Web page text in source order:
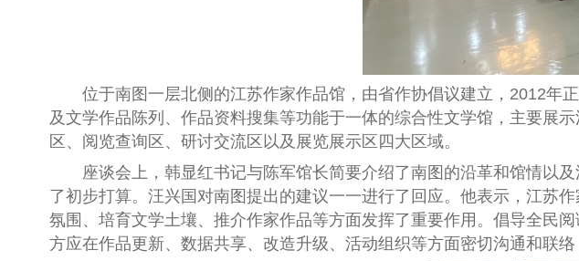
位于南图一层北侧的江苏作家作品馆，由省作协倡议建立， 2012年
及文学作品陈列、作品资料搜集等功能于一体的综合性文学馆，主要展
区、阅览查询区、研讨交流区以及展览展示区四大区域。
座谈会上，韩显红书记与陈军馆长简要介绍了南图的沿革和馆情以
了初步打算。汪兴国对南图提出的建议一一进行了回应。他表示，江苏
氛围、培育文学土壤、推介作家作品等方面发挥了重要作用。倡导全民
方应在作品更新、数据共享、改造升级、活动组织等方面密切沟通和联